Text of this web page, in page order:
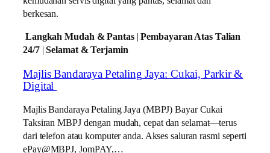
berkesan.
Langkah Mudah & Pantas|Pembayaran Atas Talian
24/7|Selamat & Terjamin
Majlis Bandaraya Petaling Jaya: Cukai, Parkir &
Digital
Majlis Bandaraya Petaling Jaya (MBPJ) Bayar Cukai
Taksiran MBPJ dengan mudah, cepat dan selamat—terus
dari telefon atau komputer anda. Akses saluran rasmi seperti
ePay@MBPJ, JomPAY,…